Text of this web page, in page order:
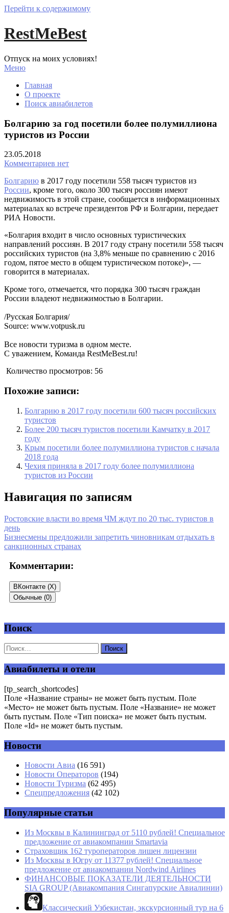
Перейти к содержимому
RestMeBest
Отпуск на моих условиях!
Меню
Главная
О проекте
Поиск авиабилетов
Болгарию за год посетили более полумиллиона
туристов из России
23.05.2018
Комментариев нет
Болгарию в 2017 году посетили 558 тысяч туристов из
России, кроме того, около 300 тысяч россиян имеют
недвижимость в этой стране, сообщается в информационных
материалах ко встрече президентов РФ и Болгарии, передает
РИА Новости.
«Болгария входит в число основных туристических
направлений россиян. В 2017 году страну посетили 558 тысяч
российских туристов (на 3,8% меньше по сравнению с 2016
годом, пятое место в общем туристическом потоке)», —
говорится в материалах.
Кроме того, отмечается, что порядка 300 тысяч граждан
России владеют недвижимостью в Болгарии.
/Русская Болгария/
Source: www.votpusk.ru
Все новости туризма в одном месте.
С уважением, Команда RestMeBest.ru!
Количество просмотров: 56
Похожие записи:
Болгарию в 2017 году посетили 600 тысяч российских
туристов
Более 200 тысяч туристов посетили Камчатку в 2017
году
Крым посетили более полумиллиона туристов с начала
2018 года
Чехия приняла в 2017 году более полумиллиона
туристов из России
Навигация по записям
Ростовские власти во время ЧМ ждут по 20 тыс. туристов в
день
Бизнесмены предложили запретить чиновникам отдыхать в
санкционных странах
Комментарии:
ВКонтакте (X)
Обычные (0)
Добавить комментарий
Ваш адрес email не будет опубликован.
Имя *
Email*
Поиск
Авиабилеты и отели
[tp_search_shortcodes]
Поле «Название страны» не может быть пустым. Поле
«Место» не может быть пустым. Поле «Название» не может
быть пустым. Поле «Тип поиска» не может быть пустым.
Поле «Id» не может быть пустым.
Новости
Новости Авиа (16 591)
Новости Операторов (194)
Новости Туризма (62 495)
Спецпредложения (42 102)
Популярные статьи
Из Москвы в Калининград от 5110 рублей! Специальное
предложение от авиакомпании Smartavia
Страховщик 162 туроператоров лишен лицензии
Из Москвы в Югру от 11377 рублей! Специальное
предложение от авиакомпании Nordwind Airlines
ФИНАНСОВЫЕ ПОКАЗАТЕЛИ ДЕЯТЕЛЬНОСТИ
SIA GROUP (Авиакомпания Сингапурские Авиалинии)
Классический Узбекистан, экскурсионный тур на 6